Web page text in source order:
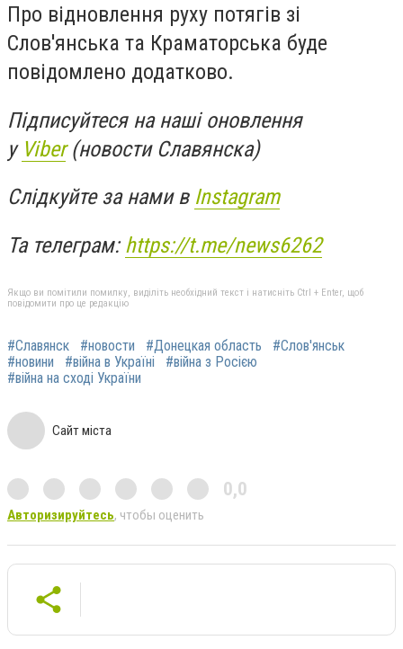
Про відновлення руху потягів зі
Слов'янська та Краматорська буде
повідомлено додатково.
Підписуйтеся на наші оновлення
у Viber(новости Славянска)
Слідкуйте за нами в Instagram
Та телеграм:https://t.me/news6262
Якщо ви помітили помилку, виділіть необхідний текст і натисніть Ctrl + Enter, щоб
повідомити про це редакцію
#Славянск #новости #Донецкая область
#Слов'янськ
#новини
#війна в Україні
#війна з Росією
#війна на сході України
Сайт міста
0,0
Авторизируйтесь, чтобы оценить